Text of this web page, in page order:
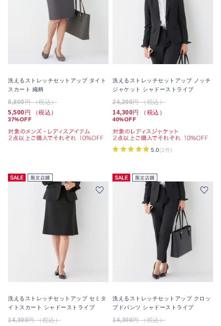
洗えるストレッチセットアップ タイト
スカート 織柄
8,800円 （税込）
5,500円 （税込）
37%OFF
洗えるストレッチセットアップ ノッチ
ジャケット シャドーストライプ
24,200円 （税込）
14,300円 （税込）
40%OFF
5.0(2件)
洗えるストレッチセットアップ セミタ
イトスカート シャドーストライプ
14,300円 （税込）
洗えるストレッチセットアップ クロッ
プドパンツ シャドーストライプ
14,300円 （税込）